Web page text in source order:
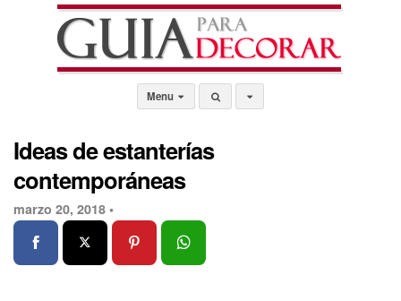
Menu
Ideas de estanterías
contemporáneas
marzo 20, 2018 •